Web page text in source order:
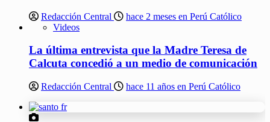
Redacción Central
hace 2 meses en Perú Católico
Videos
La última entrevista que la Madre Teresa de
Calcuta concedió a un medio de comunicación
Redacción Central hace 11 años en Perú Católico